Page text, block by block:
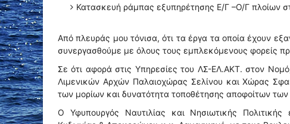
Κατασκευή ράμπας εξυπηρέτησης Ε/Γ –Ο/Γ πλοίων
Από πλευράς μου τόνισα, ότι τα έργα τα οποία έχουν
συνεργασθούμε με όλους τους εμπλεκόμενους φορείς
Σε ότι αφορά στις Υπηρεσίες του ΛΣ-ΕΛ.ΑΚΤ. στον
Λιμενικών Αρχών Παλαιοχώρας Σελίνου και Χώρας
των μορίων και δυνατότητα τοποθέτησης αποφοίτων
Ο Υφυπουργός Ναυτιλίας και Νησιωτικής